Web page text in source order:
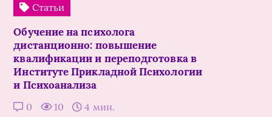
Статьи
Обучение на психолога
дистанционно: повышение
квалификации и переподготовка в
Институте Прикладной Психологии
и Психоанализа
0 10 4 мин.